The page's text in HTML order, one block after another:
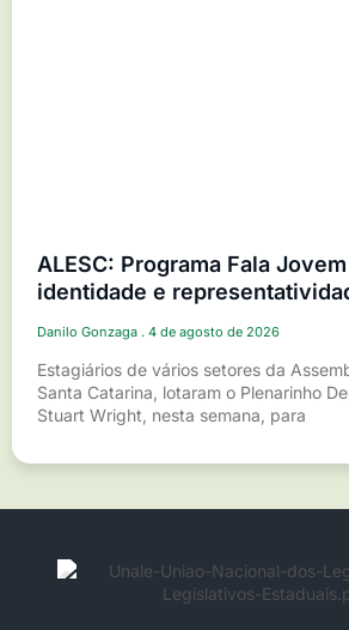
ALESC: Programa Fala
identidade e
Danilo Gonzaga 4 de agosto de 2026
Estagiários de vários setores da
Santa Catarina, lotaram o Plenarinho
Stuart Wright, nesta semana, para